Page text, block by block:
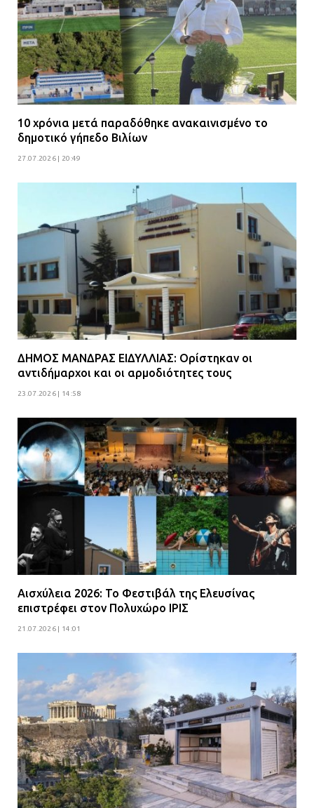
10 χρόνια μετά παραδόθηκε ανακαινισμένο το
δημοτικό γήπεδο Βιλίων
27.07.2026 | 20:49
ΔΗΜΟΣ ΜΑΝΔΡΑΣ ΕΙΔΥΛΛΙΑΣ: Ορίστηκαν οι
αντιδήμαρχοι και οι αρμοδιότητες τους
23.07.2026 | 14:58
Αισχύλεια 2026: Το Φεστιβάλ της Ελευσίνας
επιστρέφει στον Πολυχώρο ΙΡΙΣ
21.07.2026 | 14:01